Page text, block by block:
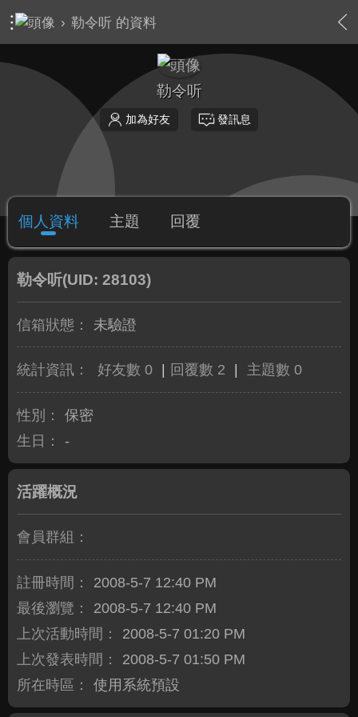
› 勒令听 的資料
勒令听
加為好友 發訊息
個人資料 主題 回覆
勒令听(UID: 28103)
信箱狀態： 未驗證
統計資訊： 好友數 0 回覆數 2 主題數 0
性別：
保密
生日：
-
活躍概況
會員群組：
註冊時間：
2008-5-7 12:40 PM
最後瀏覽：
2008-5-7 12:40 PM
上次活動時間：
2008-5-7 01:20 PM
上次發表時間：
2008-5-7 01:50 PM
所在時區：
使用系統預設